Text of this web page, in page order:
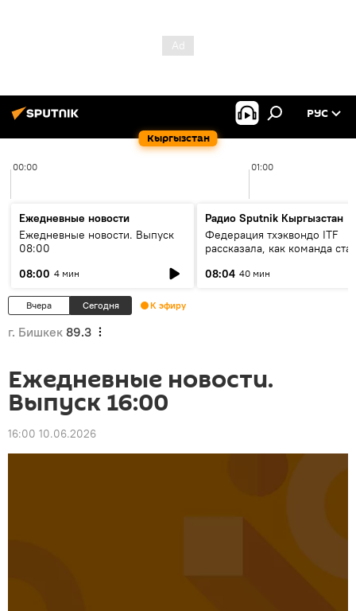
Кыргызстан
РУС
00:00 01:00
Ежедневные новости
Ежедневные новости. Выпуск
08:00
08:00 4 мин
Радио Sputnik Кыргызстан
Федерация тхэквондо ITF
рассказала, как команда
08:04 40 мин
Вчера Сегодня К эфиру
г. Бишкек 89.3
Ежедневные новости.
Выпуск 16:00
16:00 10.06.2026